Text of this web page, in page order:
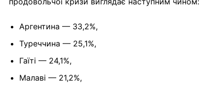
Аргентина — 33,2%,
Туреччина — 25,1%,
Гаїті — 24,1%,
Малаві — 21,2%,